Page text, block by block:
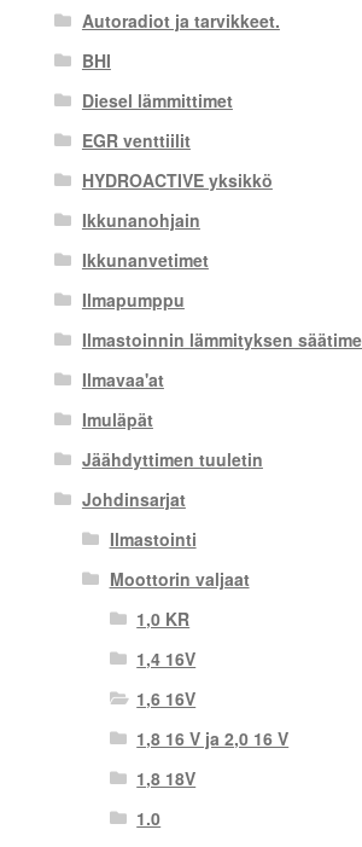
Autoradiot ja tarvikkeet.
BHI
Diesel lämmittimet
EGR venttiilit
HYDROACTIVE yksikkö
Ikkunanohjain
Ikkunanvetimet
Ilmapumppu
Ilmastoinnin lämmityksen
Ilmavaa'at
Imuläpät
Jäähdyttimen tuuletin
Johdinsarjat
Ilmastointi
Moottorin valjaat
1,0 KR
1,4 16V
1,6 16V
1,8 16 V ja 2,0 16 V
1,8 18V
1.0